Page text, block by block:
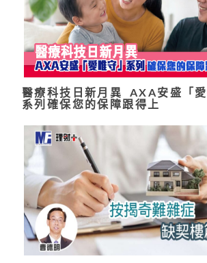
醫療科技日新月異 AXA安盛「愛
系列確保您的保障跟得上